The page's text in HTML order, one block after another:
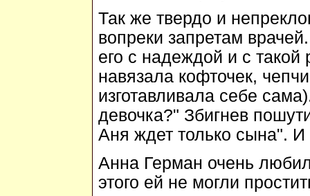
Так же твердо и
вопреки запретам
его с надеждой и с
навязала кофточек,
изготавливала себе
девочка?" Збигнев
Аня ждет только сына".
Анна Герман очень
этого ей не могли